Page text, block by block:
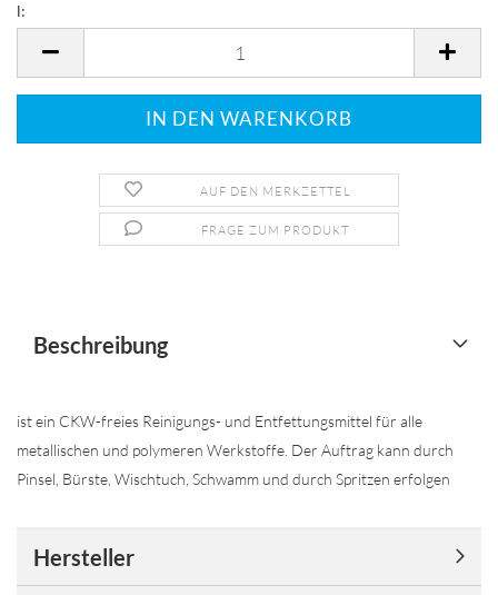
l:
AUF DEN MERKZETTEL
FRAGE ZUM PRODUKT
Beschreibung
ist ein CKW-freies Reinigungs- und Entfettungsmittel für alle
metallischen und polymeren Werkstoffe. Der Auftrag kann durch
Pinsel, Bürste, Wischtuch, Schwamm und durch Spritzen erfolgen
Hersteller